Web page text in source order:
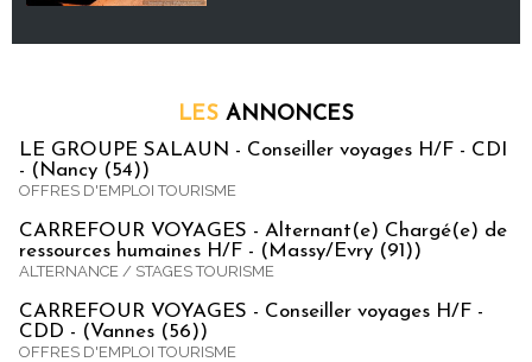
LES ANNONCES
LE GROUPE SALAUN - Conseiller voyages H/F - CDI
- (Nancy (54))
OFFRES D'EMPLOI TOURISME
CARREFOUR VOYAGES - Alternant(e) Chargé(e) de
ressources humaines H/F - (Massy/Evry (91))
ALTERNANCE / STAGES TOURISME
CARREFOUR VOYAGES - Conseiller voyages H/F -
CDD - (Vannes (56))
OFFRES D'EMPLOI TOURISME